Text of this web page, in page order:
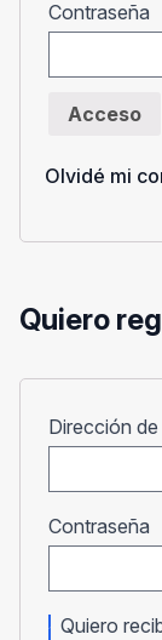
Contraseña
Acceso
Olvidé mi
Quiero
Dirección
Contraseña
Quiero